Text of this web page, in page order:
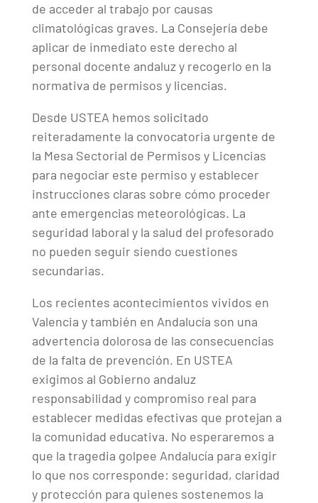
de acceder al trabajo por causas
climatológicas graves. La Consejería debe
aplicar de inmediato este derecho al
personal docente andaluz y recogerlo en la
normativa de permisos y licencias.
Desde USTEA hemos solicitado
reiteradamente la convocatoria urgente de
la Mesa Sectorial de Permisos y Licencias
para negociar este permiso y establecer
instrucciones claras sobre cómo proceder
ante emergencias meteorológicas. La
seguridad laboral y la salud del profesorado
no pueden seguir siendo cuestiones
secundarias.
Los recientes acontecimientos vividos en
Valencia y también en Andalucía son una
advertencia dolorosa de las consecuencias
de la falta de prevención. En USTEA
exigimos al Gobierno andaluz
responsabilidad y compromiso real para
establecer medidas efectivas que protejan a
la comunidad educativa. No esperaremos a
que la tragedia golpee Andalucía para exigir
lo que nos corresponde: seguridad, claridad
y protección para quienes sostenemos la